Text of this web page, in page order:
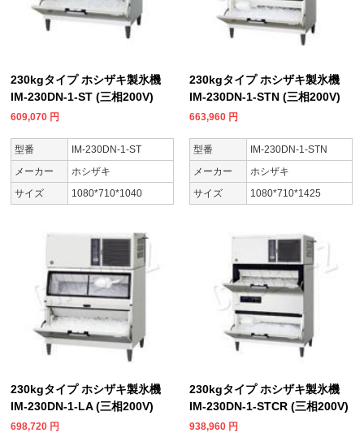
230kgタイプ ホシザキ製氷機
IM-230DN-1-ST (三相200V)
609,070 円
型番
IM-230DN-1-ST
メーカー
ホシザキ
サイズ
1080*710*1040
230kgタイプ ホシザキ製氷機
IM-230DN-1-STN (三相200V)
663,960 円
型番
IM-230DN-1-STN
メーカー
ホシザキ
サイズ
1080*710*1425
230kgタイプ ホシザキ製氷機
IM-230DN-1-LA (三相200V)
698,720 円
230kgタイプ ホシザキ製氷機
IM-230DN-1-STCR (三相200V)
938,960 円